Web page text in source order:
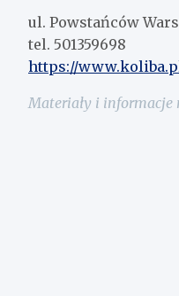
ul. Powstańców
tel. 501359698
https://
Materiały i informacje